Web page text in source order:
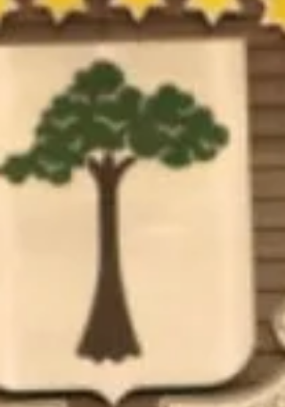
estructura de funcionamiento en una sesión
de validación celebrada este martes 19 de
mayo, que contó con la presencia de una